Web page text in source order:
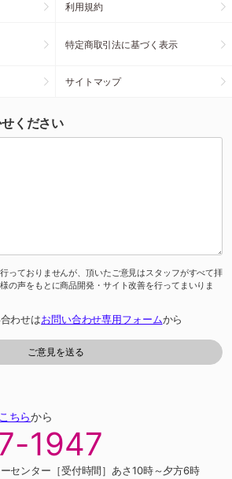
利用規約
特定商取引法に基づく表示
サイトマップ
ください
っておりませんが、頂いたご意見はスタッフがすべて拝
の声をもとに商品開発・サイト改善を行ってまいりま
わせはお問い合わせ専用フォームから
こちらから
1947
センター［受付時間］あさ10時～夕方6時